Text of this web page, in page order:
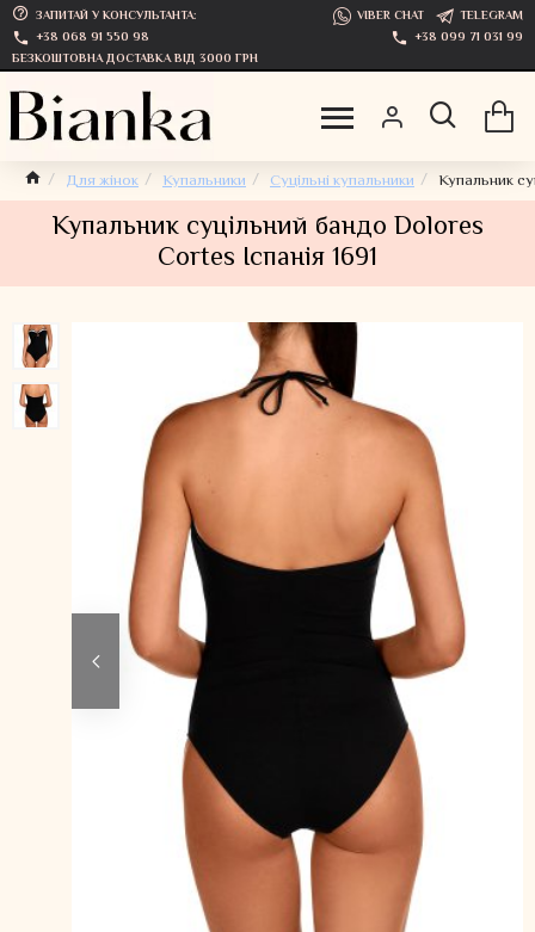
ЗАПИТАЙ У КОНСУЛЬТАНТА: VIBER CHAT
TELEGRAM
+38 068 91 550 98
+38 099 71 031 99
БЕЗКОШТОВНА ДОСТАВКА ВІД 3000 ГРН
Для жінок Купальники Суцільні купальники Купальник
Купальник суцільний бандо Dolores
Cortes Іспанія 1691